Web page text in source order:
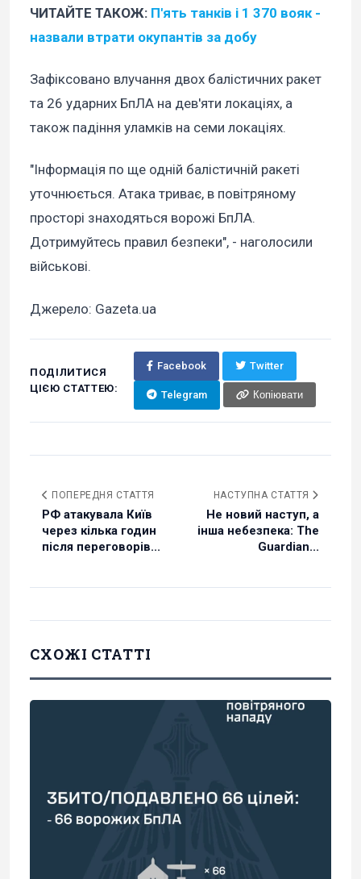
ЧИТАЙТЕ ТАКОЖ: П'ять танків і 1 370 вояк -
назвали втрати окупантів за добу
Зафіксовано влучання двох балістичних ракет
та 26 ударних БпЛА на дев'яти локаціях, а
також падіння уламків на семи локаціях.
"Інформація по ще одній балістичній ракеті
уточнюється. Атака триває, в повітряному
просторі знаходяться ворожі БпЛА.
Дотримуйтесь правил безпеки", - наголосили
військові.
Джерело: Gazeta.ua
ПОДІЛИТИСЯ
ЦІЄЮ СТАТТЕЮ:
Facebook Twitter
Telegram Копіювати
ПОПЕРЕДНЯ СТАТТЯ
РФ атакувала Київ
через кілька годин
після переговорів...
НАСТУПНА СТАТТЯ
Не новий наступ, а
інша небезпека: The
Guardian...
СХОЖІ СТАТТІ